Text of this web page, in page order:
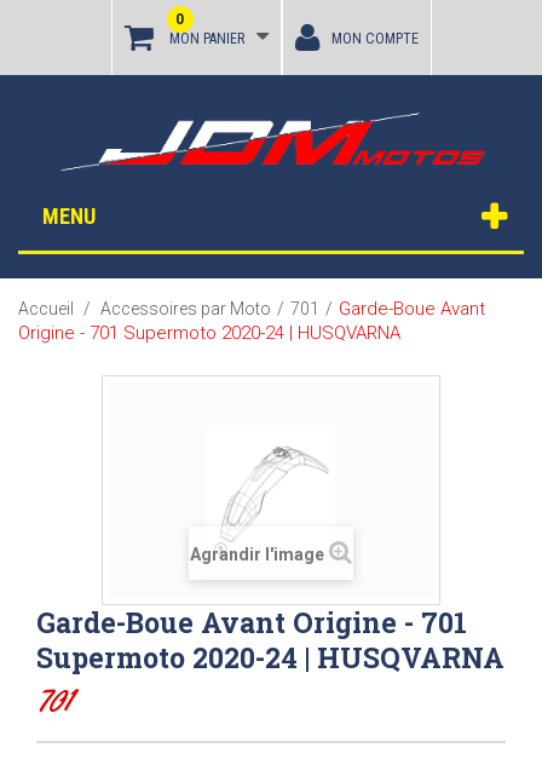
MON PANIER
0
MON COMPTE
MENU
Accueil / Accessoires par Moto / 701 / Garde-Boue Avant
Origine - 701 Supermoto 2020-24 | HUSQVARNA
Agrandir l'image
Garde-Boue Avant Origine - 701
Supermoto 2020-24 | HUSQVARNA
701